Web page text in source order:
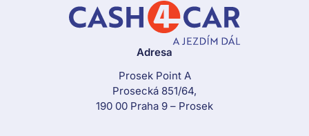
Adresa
Prosek Point A
Prosecká 851/64,
190 00 Praha 9 – Prosek